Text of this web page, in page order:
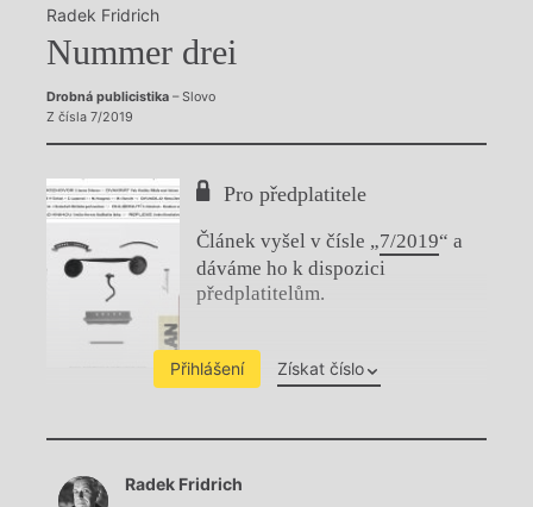
Radek Fridrich
Nummer drei
Drobná publicistika– Slovo
Z čísla 7/2019
Pro předplatitele
Článek vyšel v čísle „7/2019“ a
dáváme ho k dispozici
předplatitelům.
Přihlášení Získat číslo
Chviličku.
Načítá se.
Radek Fridrich